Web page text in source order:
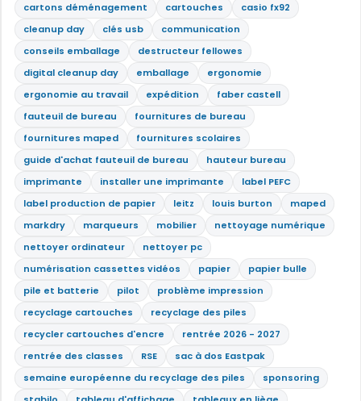
cartons déménagement
cartouches
casio fx92
cleanup day
clés usb
communication
conseils emballage
destructeur fellowes
digital cleanup day
emballage
ergonomie
ergonomie au travail
expédition
faber castell
fauteuil de bureau
fournitures de bureau
fournitures maped
fournitures scolaires
guide d'achat fauteuil de bureau
hauteur bureau
imprimante
installer une imprimante
label PEFC
label production de papier
leitz louis burton
maped
markdry
marqueurs mobilier
nettoyage numérique
nettoyer ordinateur
nettoyer pc
numérisation cassettes vidéos
papier
papier bulle
pile et batterie
pilot
problème impression
recyclage cartouches
recyclage des piles
recycler cartouches d'encre
rentrée 2026 - 2027
rentrée des classes
RSE
sac à dos Eastpak
semaine européenne du recyclage des piles
sponsoring